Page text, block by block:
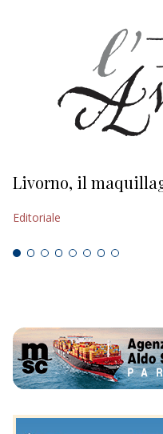
Livorno, il
Editoriale